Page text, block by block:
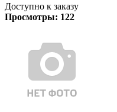
Доступно к заказу
Просмотры: 122